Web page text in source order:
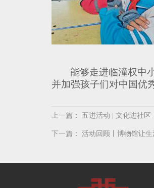
能够走进临潼权中
并加强孩子们对中国优
上一篇： 五进活动 | 文化进社区
下一篇： 活动回顾丨博物馆让